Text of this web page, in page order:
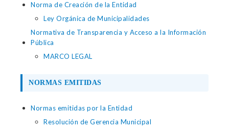
Norma de Creación de la Entidad
Ley Orgánica de Municipalidades
Normativa de Transparencia y Acceso a la Información
Pública
MARCO LEGAL
NORMAS EMITIDAS
Normas emitidas por la Entidad
Resolución de Gerencia Municipal